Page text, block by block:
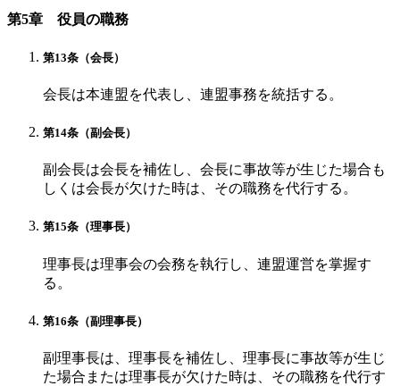
第5章 役員の職務
第13条（会長）
会長は本連盟を代表し、連盟事務を統括する。
第14条（副会長）
副会長は会長を補佐し、会長に事故等が生じた場合も
しくは会長が欠けた時は、その職務を代行する。
第15条（理事長）
理事長は理事会の会務を執行し、連盟運営を掌握す
る。
第16条（副理事長）
副理事長は、理事長を補佐し、理事長に事故等が生じ
た場合または理事長が欠けた時は、その職務を代行す